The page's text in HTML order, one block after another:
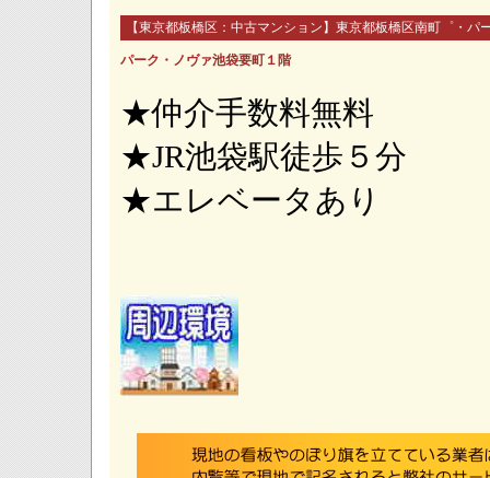
【東京都板橋区：中古マンション】東京都板橋区南町゜・パ
パーク・ノヴァ池袋要町１階
★仲介手数料無料
★JR池袋駅徒歩５分
★エレベータあり